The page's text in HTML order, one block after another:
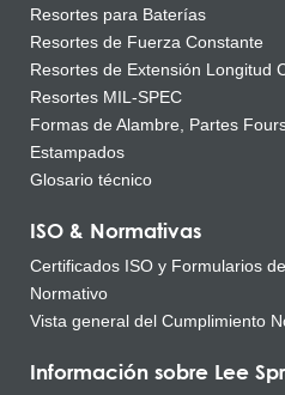
Resortes para Baterías
Resortes de Fuerza Constante
Resortes de Extensión Longitud
Resortes MIL-SPEC
Formas de Alambre, Partes
Estampados
Glosario técnico
ISO & Normativas
Certificados ISO y Formularios
Normativo
Vista general del Cumplimiento
Información sobre Lee